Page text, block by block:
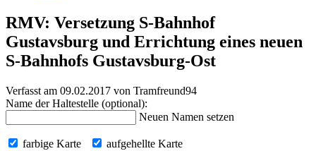
RMV: Versetzung S-Bahnhof
Gustavsburg und Errichtung eines neuen
S-Bahnhofs Gustavsburg-Ost
Verfasst am 09.02.2017 von Tramfreund94
Name der Haltestelle (optional):
Neuen Namen setzen
farbige Karte
aufgehellte Karte